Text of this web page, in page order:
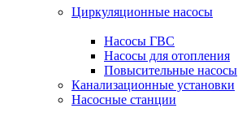
Циркуляционные насосы
Насосы ГВС
Насосы для отопления
Повысительные насосы
Канализационные установки
Насосные станции